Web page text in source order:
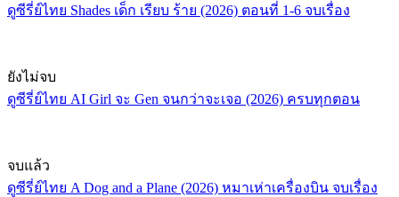
ดูซีรี่ย์ไทย Shades เด็ก เรียบ ร้าย (2026) ตอนที่ 1-6 จบเรื่อง
ยังไม่จบ
ดูซีรี่ย์ไทย AI Girl จะ Gen จนกว่าจะเจอ (2026) ครบทุกตอน
จบแล้ว
ดูซีรี่ย์ไทย A Dog and a Plane (2026) หมาเห่าเครื่องบิน จบเรื่อง